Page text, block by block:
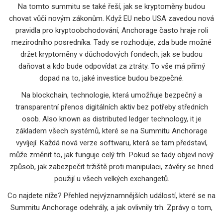
Na tomto summitu se také řeší, jak se kryptoměny budou
chovat vůči novým zákonům. Když EU nebo USA zavedou nová
pravidla pro kryptoobchodování, Anchorage často hraje roli
mezirodního posredníka. Tady se rozhoduje, zda bude možné
držet kryptoměny v důchodových fondech, jak se budou
daňovat a kdo bude odpovídat za ztráty. To vše má přímý
dopad na to, jaké investice budou bezpečné.
Na blockchain, technologie, která umožňuje bezpečný a
transparentní přenos digitálních aktiv bez potřeby středních
osob. Also known as distributed ledger technology, it je
základem všech systémů, které se na Summitu Anchorage
vyvíjejí. Každá nová verze softwaru, která se tam představí,
může změnit to, jak funguje celý trh. Pokud se tady objeví nový
způsob, jak zabezpečit tržiště proti manipulaci, závěry se hned
použijí u všech velkých exchangetů.
Co najdete níže? Přehled nejvýznamnějších událostí, které se na
Summitu Anchorage odehrály, a jak ovlivnily trh. Zprávy o tom,